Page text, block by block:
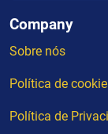
Company
Sobre nós
Política de
Política de